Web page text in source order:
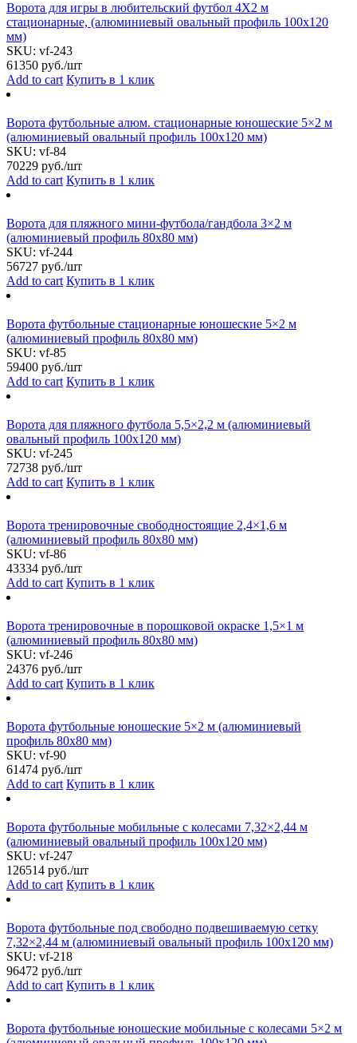
Ворота для игры в любительский футбол 4Х2 м
стационарные, (алюминиевый овальный профиль 100х120
мм)
SKU: vf-243
61350 руб./шт
Add to cart Купить в 1 клик
Ворота футбольные алюм. стационарные юношеские 5×2 м
(алюминиевый овальный профиль 100х120 мм)
SKU: vf-84
70229 руб./шт
Add to cart Купить в 1 клик
Ворота для пляжного мини-футбола/гандбола 3×2 м
(алюминиевый профиль 80х80 мм)
SKU: vf-244
56727 руб./шт
Add to cart Купить в 1 клик
Ворота футбольные стационарные юношеские 5×2 м
(алюминиевый профиль 80х80 мм)
SKU: vf-85
59400 руб./шт
Add to cart Купить в 1 клик
Ворота для пляжного футбола 5,5×2,2 м (алюминиевый
овальный профиль 100х120 мм)
SKU: vf-245
72738 руб./шт
Add to cart Купить в 1 клик
Ворота тренировочные свободностоящие 2,4×1,6 м
(алюминиевый профиль 80х80 мм)
SKU: vf-86
43334 руб./шт
Add to cart Купить в 1 клик
Ворота тренировочные в порошковой окраске 1,5×1 м
(алюминиевый профиль 80х80 мм)
SKU: vf-246
24376 руб./шт
Add to cart Купить в 1 клик
Ворота футбольные юношеские 5×2 м (алюминиевый
профиль 80х80 мм)
SKU: vf-90
61474 руб./шт
Add to cart Купить в 1 клик
Ворота футбольные мобильные с колесами 7,32×2,44 м
(алюминиевый овальный профиль 100х120 мм)
SKU: vf-247
126514 руб./шт
Add to cart Купить в 1 клик
Ворота футбольные под свободно подвешиваемую сетку
7,32×2,44 м (алюминиевый овальный профиль 100х120 мм)
SKU: vf-218
96472 руб./шт
Add to cart Купить в 1 клик
Ворота футбольные юношеские мобильные с колесами 5×2 м